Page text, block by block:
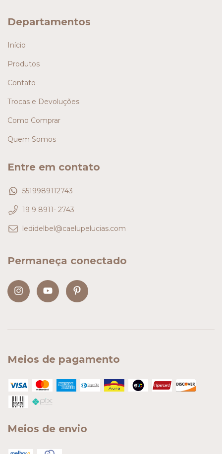
Departamentos
Início
Produtos
Contato
Trocas e Devoluções
Como Comprar
Quem Somos
Entre em contato
5519989112743
19 9 8911- 2743
ledidelbel@caelupelucias.com
Permaneça conectado
Meios de pagamento
Meios de envio